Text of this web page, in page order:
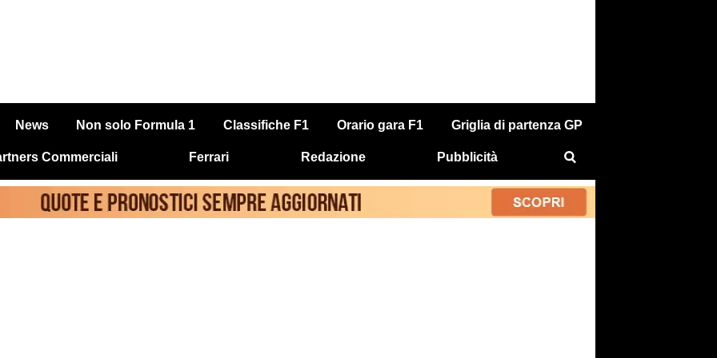
News Non solo Formula 1 Classifiche F1 Orario gara F1 Griglia di partenza GP
Commerciali Ferrari Redazione Pubblicità